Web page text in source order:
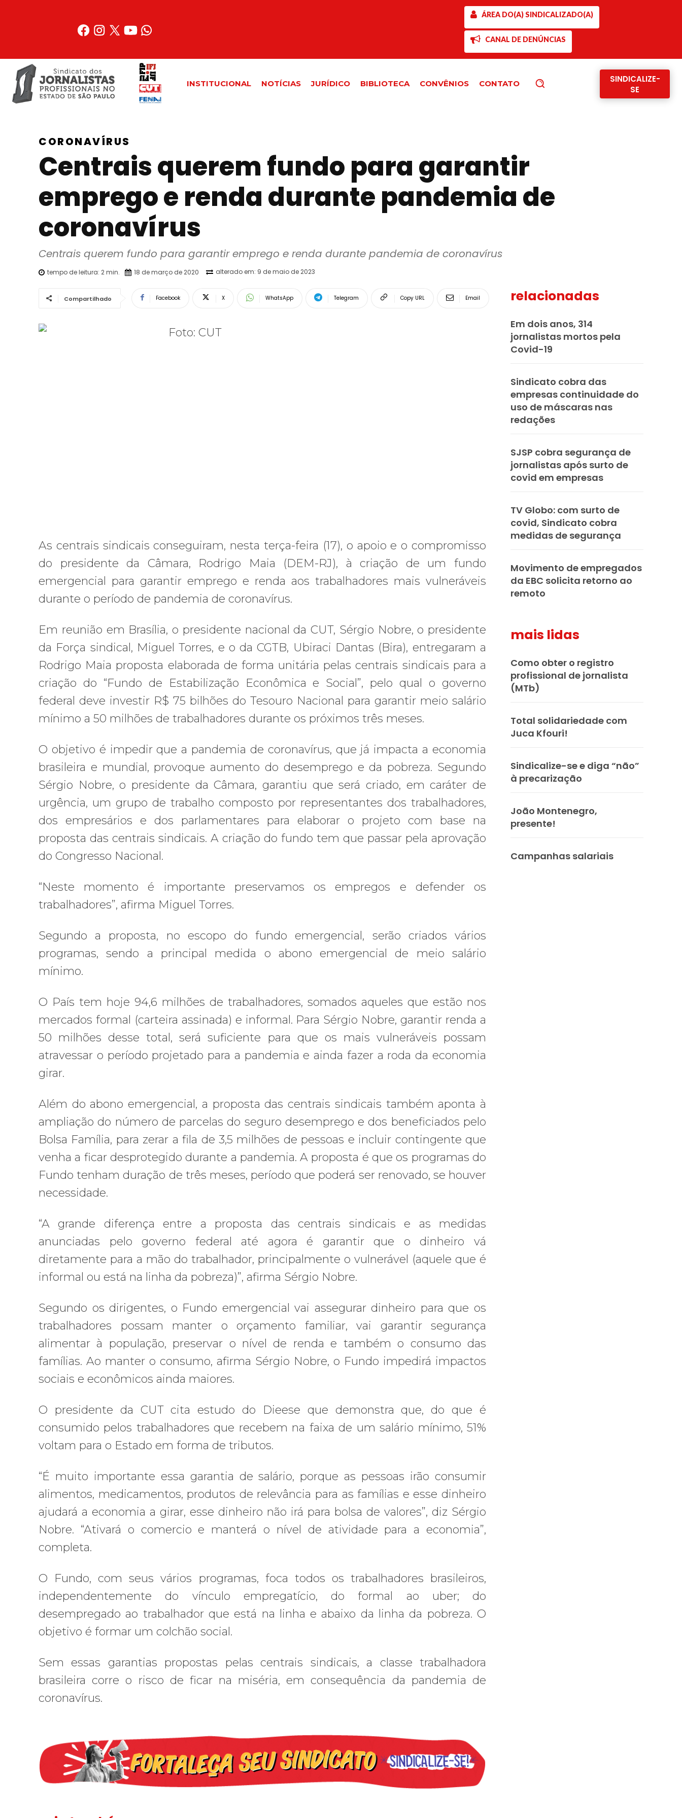
ÁREA DO(A) SINDICALIZADO(A)
CANAL DE DENÚNCIAS
INSTITUCIONAL NOTÍCIAS JURÍDICO BIBLIOTECA CONVÊNIOS CONTATO
SINDICALIZE-
SE
CORONAVÍRUS
Centrais querem fundo para garantir
emprego e renda durante pandemia de
coronavírus
Centrais querem fundo para garantir emprego e renda durante pandemia de coronavírus
tempo de leitura: 2min. 18 de março de 2020 alterado em: 9 de maio de 2023
Compartilhado Facebook X WhatsApp Telegram Copy URL Email
As centrais sindicais conseguiram, nesta terça-feira (17), o apoio e o compromisso
do presidente da Câmara, Rodrigo Maia (DEM-RJ), à criação de um fundo
emergencial para garantir emprego e renda aos trabalhadores mais vulneráveis
durante o período de pandemia de coronavírus.
Em reunião em Brasília, o presidente nacional da CUT, Sérgio Nobre, o presidente
da Força sindical, Miguel Torres, e o da CGTB, Ubiraci Dantas (Bira), entregaram a
Rodrigo Maia proposta elaborada de forma unitária pelas centrais sindicais para a
criação do “Fundo de Estabilização Econômica e Social”, pelo qual o governo
federal deve investir R$ 75 bilhões do Tesouro Nacional para garantir meio salário
mínimo a 50 milhões de trabalhadores durante os próximos três meses.
O objetivo é impedir que a pandemia de coronavírus, que já impacta a economia
brasileira e mundial, provoque aumento do desemprego e da pobreza. Segundo
Sérgio Nobre, o presidente da Câmara, garantiu que será criado, em caráter de
urgência, um grupo de trabalho composto por representantes dos trabalhadores,
dos empresários e dos parlamentares para elaborar o projeto com base na
proposta das centrais sindicais. A criação do fundo tem que passar pela aprovação
do Congresso Nacional.
“Neste momento é importante preservamos os empregos e defender os
trabalhadores”, afirma Miguel Torres.
Segundo a proposta, no escopo do fundo emergencial, serão criados vários
programas, sendo a principal medida o abono emergencial de meio salário
mínimo.
O País tem hoje 94,6 milhões de trabalhadores, somados aqueles que estão nos
mercados formal (carteira assinada) e informal. Para Sérgio Nobre, garantir renda a
50 milhões desse total, será suficiente para que os mais vulneráveis possam
atravessar o período projetado para a pandemia e ainda fazer a roda da economia
girar.
Além do abono emergencial, a proposta das centrais sindicais também aponta à
ampliação do número de parcelas do seguro desemprego e dos beneficiados pelo
Bolsa Família, para zerar a fila de 3,5 milhões de pessoas e incluir contingente que
venha a ficar desprotegido durante a pandemia. A proposta é que os programas do
Fundo tenham duração de três meses, período que poderá ser renovado, se houver
necessidade.
“A grande diferença entre a proposta das centrais sindicais e as medidas
anunciadas pelo governo federal até agora é garantir que o dinheiro vá
diretamente para a mão do trabalhador, principalmente o vulnerável (aquele que é
informal ou está na linha da pobreza)”, afirma Sérgio Nobre.
Segundo os dirigentes, o Fundo emergencial vai assegurar dinheiro para que os
trabalhadores possam manter o orçamento familiar, vai garantir segurança
alimentar à população, preservar o nível de renda e também o consumo das
famílias. Ao manter o consumo, afirma Sérgio Nobre, o Fundo impedirá impactos
sociais e econômicos ainda maiores.
O presidente da CUT cita estudo do Dieese que demonstra que, do que é
consumido pelos trabalhadores que recebem na faixa de um salário mínimo, 51%
voltam para o Estado em forma de tributos.
“É muito importante essa garantia de salário, porque as pessoas irão consumir
alimentos, medicamentos, produtos de relevância para as famílias e esse dinheiro
ajudará a economia a girar, esse dinheiro não irá para bolsa de valores”, diz Sérgio
Nobre. “Ativará o comercio e manterá o nível de atividade para a economia”,
completa.
O Fundo, com seus vários programas, foca todos os trabalhadores brasileiros,
independentemente do vínculo empregatício, do formal ao uber; do
desempregado ao trabalhador que está na linha e abaixo da linha da pobreza. O
objetivo é formar um colchão social.
Sem essas garantias propostas pelas centrais sindicais, a classe trabalhadora
brasileira corre o risco de ficar na miséria, em consequência da pandemia de
coronavírus.
relacionadas
Em dois anos, 314
jornalistas mortos pela
Covid-19
Sindicato cobra das
empresas continuidade do
uso de máscaras nas
redações
SJSP cobra segurança de
jornalistas após surto de
covid em empresas
TV Globo: com surto de
covid, Sindicato cobra
medidas de segurança
Movimento de empregados
da EBC solicita retorno ao
remoto
mais lidas
Como obter o registro
profissional de jornalista
(MTb)
Total solidariedade com
Juca Kfouri!
Sindicalize-se e diga “não”
à precarização
João Montenegro,
presente!
Campanhas salariais